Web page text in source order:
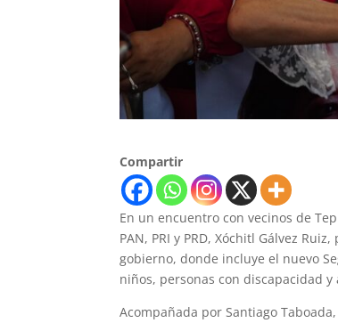
Compartir
En un encuentro con vecinos de
PAN, PRI y PRD, Xóchitl Gálvez
gobierno, donde incluye el nuevo
niños, personas con discapacidad y
Acompañada por Santiago